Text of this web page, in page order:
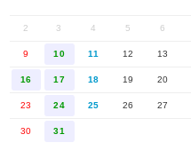
2 3 4 5 6
9 10 11 12 13
16 17 18 19 20
23 24 25 26 27
30 31